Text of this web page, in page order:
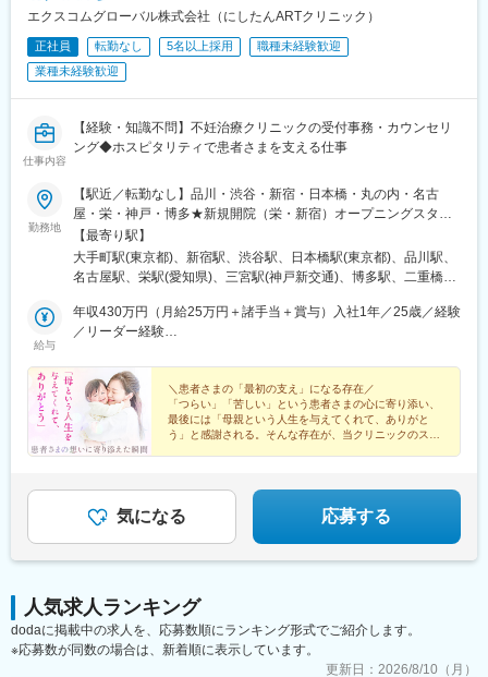
■担当：
当いただきます。開所までは、自宅から営業先（病院など）への
直行直帰となります。
ゆくゆくは東海エリア（愛知県・岐阜県・三重県）担当として幅
広くお任せしていきたいと考えております。
■働き方：
・入居者対応等が土曜になる場合、代休取得となります。繁忙期
は土曜出勤いただくことが多いですが、突発的に発生することは
ありません。
・残業平均月20h、年間休日126日、直行直帰可など働きやすい環
境です。
変更の範囲：会社の定める業務
エクスコムグローバル株式会社（にしたんARTクリニック）
正社員 転勤なし 5名以上採用
職種未経験歓迎
業種未経験歓迎
仕事内容
【経験・知識不問】不妊治療クリニックの受付事務・カウンセリ
ング◆ホスピタリティで患者さまを支える仕事
勤務地
【駅近／転勤なし】品川・渋谷・新宿・日本橋・丸の内・名古
屋・栄・神戸・博多★新規開院（栄・新宿）オープニングスタッ
フも大歓迎！日本最大級の不妊治療クリニック＜勤務地＞■東京丸
の内本院：東京都千代田区大手町1-1-3 大手センタービル1階■新
宿院：東京都新宿区新宿3-25-1 ヒューリック新宿ビル10階■新宿
院：東京都渋谷区渋谷1-10-9 MIYAMASU TOWER2階■日本橋院：
東京都中央区日本橋2-5-1 日本橋高島屋S.C.新館4階■品川院：東
院：愛知県名古屋市中村区名駅3-28-12 大名古屋ビルヂング8階■
名古屋栄院：愛知県名古屋市中区錦三丁目25番1号 ザ・ランドマ
ーク名古屋栄16階■神戸三宮院：兵庫県神戸市中央区雲井通7丁目
1-1 ミント神戸 15階■博多駅前院：福岡県福岡市博多区博多駅東2-
5-33 ゲートスクエア博多駅前3階※受動喫煙対策あり
【最寄り駅】
大手町駅(東京都)、新宿駅、渋谷駅、日本橋駅(東京都)、品川駅、
名古屋駅、栄駅(愛知県)、三宮駅(神戸新交通)、博多駅、二重橋前
名古屋駅、栄町駅(愛知県)、神戸三宮駅(阪神)、東京駅、茅場町
駅、名鉄名古屋駅、久屋大通駅、三ノ宮駅
給与
年収430万円（月給25万円＋諸手当＋賞与）入社1年／25歳／経験
／リーダー経験
験／接客経験有
＼患者さまの「最初の支え」になる存在／
「つらい」「苦しい」という患者さまの心に寄り添い、
最後には「母親という人生を与えてくれて、ありがと
う」と感謝される。そんな存在が、当クリニックのスタ
気になる 応募する
人気求人ランキング
dodaに掲載中の求人を、応募数順にランキング形式でご紹介します。
※応募数が同数の場合は、新着順に表示しています。
更新日： 2026/8/10（月）